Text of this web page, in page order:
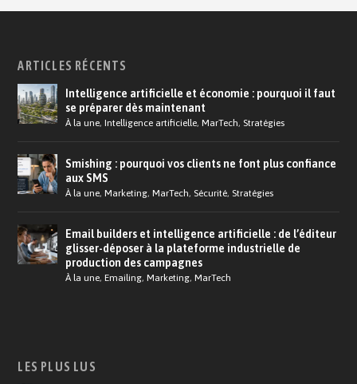
ARTICLES RÉCENTS
Intelligence artificielle et économie : pourquoi il faut
se préparer dès maintenant
À la une,Intelligence artificielle,MarTech, Stratégies
Smishing : pourquoi vos clients ne font plus confiance
aux SMS
À la une,Marketing,MarTech, Sécurité, Stratégies
Email builders et intelligence artificielle : de l’éditeur
glisser-déposer à la plateforme industrielle de
production des campagnes
À la une,Emailing,Marketing,MarTech
LES PLUS LUS